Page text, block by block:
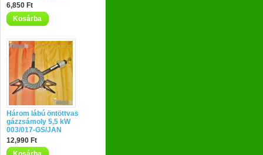
6,850 Ft
Kosárba
Három lábú öntöttvas
gázzsámoly 5,5 kW
003/017-GS/JAN
12,990 Ft